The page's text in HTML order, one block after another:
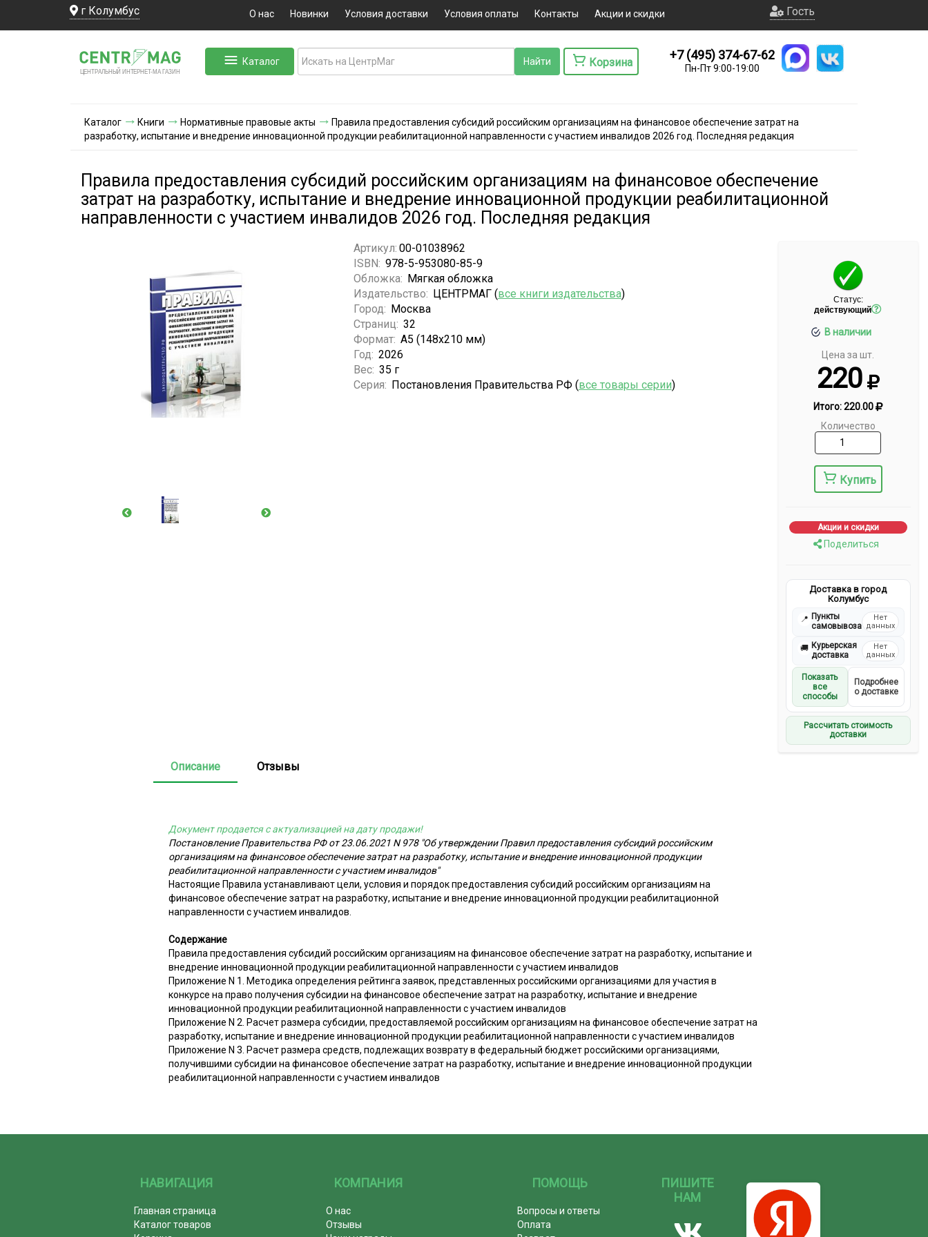
г Колумбус О нас Новинки Условия доставки Условия оплаты Контакты Акции и скидки Гость
ЦЕНТРАЛЬНЫЙ ИНТЕРНЕТ-МА ГАЗИН
Каталог Корзина
+7 (495) 374-67-62
Пн-Пт 9:00-19:00
Каталог Книги Нормативные правовые акты
Правила предоставления субсидий российским организациям на финансовое обеспечение затрат на
разработку, испытание и внедрение инновационной продукции реабилитационной направленности с участием инвалидов 2026 год. Последняя редакция
Правила предоставления субсидий российским организациям на финансовое обеспечение
затрат на разработку, испытание и внедрение инновационной продукции реабилитационной
направленности с участием инвалидов 2026 год. Последняя редакция
Статус:
действующий
В наличии
Цена за шт.
220
Итого:220.00
Количество
Купить
Акции и скидки
Поделиться
Доставка в город
Колумбус
📍 Пункты
самовывоза
Нет
данных
🚚 Курьерская
доставка
Нет
данных
Показать
все
способы
Подробнее
о доставке
Рассчитать стоимость
доставки
Артикул: 00-01038962
ISBN: 978-5-953080-85-9
Обложка: Мягкая обложка
Издательство: ЦЕНТРМАГ (все книги издательства)
Город: Москва
Страниц: 32
Формат: А5 (148x210 мм)
Год: 2026
Вес: 35 г
Серия: Постановления Правительства РФ (все товары серии)
Описание Отзывы
Документ продается с актуализацией на дату продажи!
Постановление Правительства РФ от 23.06.2021 N 978 "Об утверждении Правил предоставления субсидий российским
организациям на финансовое обеспечение затрат на разработку, испытание и внедрение инновационной продукции
реабилитационной направленности с участием инвалидов"
Настоящие Правила устанавливают цели, условия и порядок предоставления субсидий российским организациям на
финансовое обеспечение затрат на разработку, испытание и внедрение инновационной продукции реабилитационной
направленности с участием инвалидов.
Содержание
Правила предоставления субсидий российским организациям на финансовое обеспечение затрат на разработку, испытание и
внедрение инновационной продукции реабилитационной направленности с участием инвалидов
Приложение N 1. Методика определения рейтинга заявок, представленных российскими организациями для участия в
конкурсе на право получения субсидии на финансовое обеспечение затрат на разработку, испытание и внедрение
инновационной продукции реабилитационной направленности с участием инвалидов
Приложение N 2. Расчет размера субсидии, предоставляемой российским организациям на финансовое обеспечение затрат на
разработку, испытание и внедрение инновационной продукции реабилитационной направленности с участием инвалидов
Приложение N 3. Расчет размера средств, подлежащих возврату в федеральный бюджет российскими организациями,
получившими субсидии на финансовое обеспечение затрат на разработку, испытание и внедрение инновационной продукции
реабилитационной направленности с участием инвалидов
НАВИГАЦИЯ
Главная страница
Каталог товаров
КОМПАНИЯ
О нас
Отзывы
ПОМОЩЬ
Вопросы и ответы
Оплата
ПИШИТЕ
НАМ